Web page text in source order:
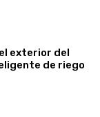
exterior del
de riego